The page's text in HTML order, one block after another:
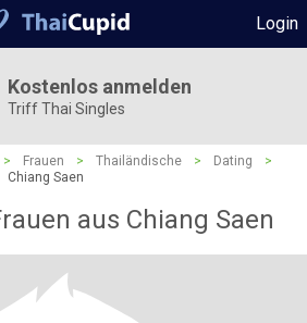
Login
Kostenlos anmelden
Triff Thai Singles
> Frauen > Thailändische > Dating
>
Chiang Saen
aus Chiang Saen